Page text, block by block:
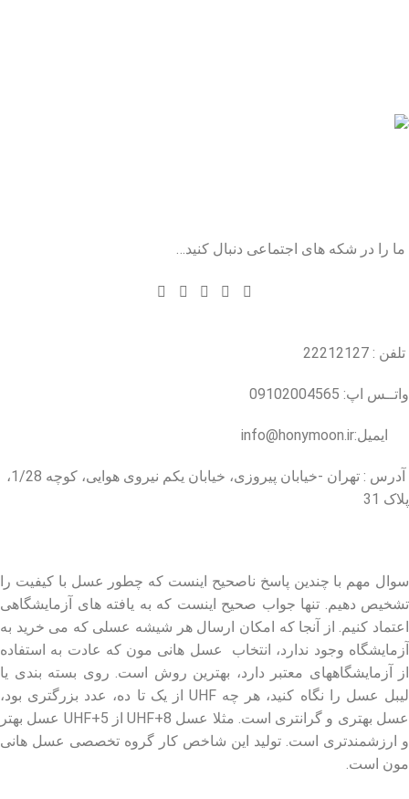
ما را در شکه های اجتماعی دنبال کنید…
تلفن : 22212127
واتــس اپ: 09102004565
ایمیل:info@honymoon.ir
آدرس : تهران -خیابان پیروزی، خیابان یکم نیروی هوایی، کوچه 1/28،
پلاک 31
سوال مهم با چندین پاسخ ناصحیح اینست که چطور عسل با کیفیت را
تشخیص دهیم. تنها جواب صحیح اینست که به یافته های آزمایشگاهی
اعتماد کنیم. از آنجا که امکان ارسال هر شیشه عسلی که می خرید به
آزمایشگاه وجود ندارد، انتخاب عسل هانی مون که عادت به استفاده
از آزمایشگاههای معتبر دارد، بهترین روش است. روی بسته بندی یا
لیبل عسل را نگاه کنید، هر چه UHF از یک تا ده، عدد بزرگتری بود،
عسل بهتری و گرانتری است. مثلا عسل UHF+8 از UHF+5 عسل بهتر
و ارزشمندتری است. تولید این شاخص کار گروه تخصصی عسل هانی
مون است.